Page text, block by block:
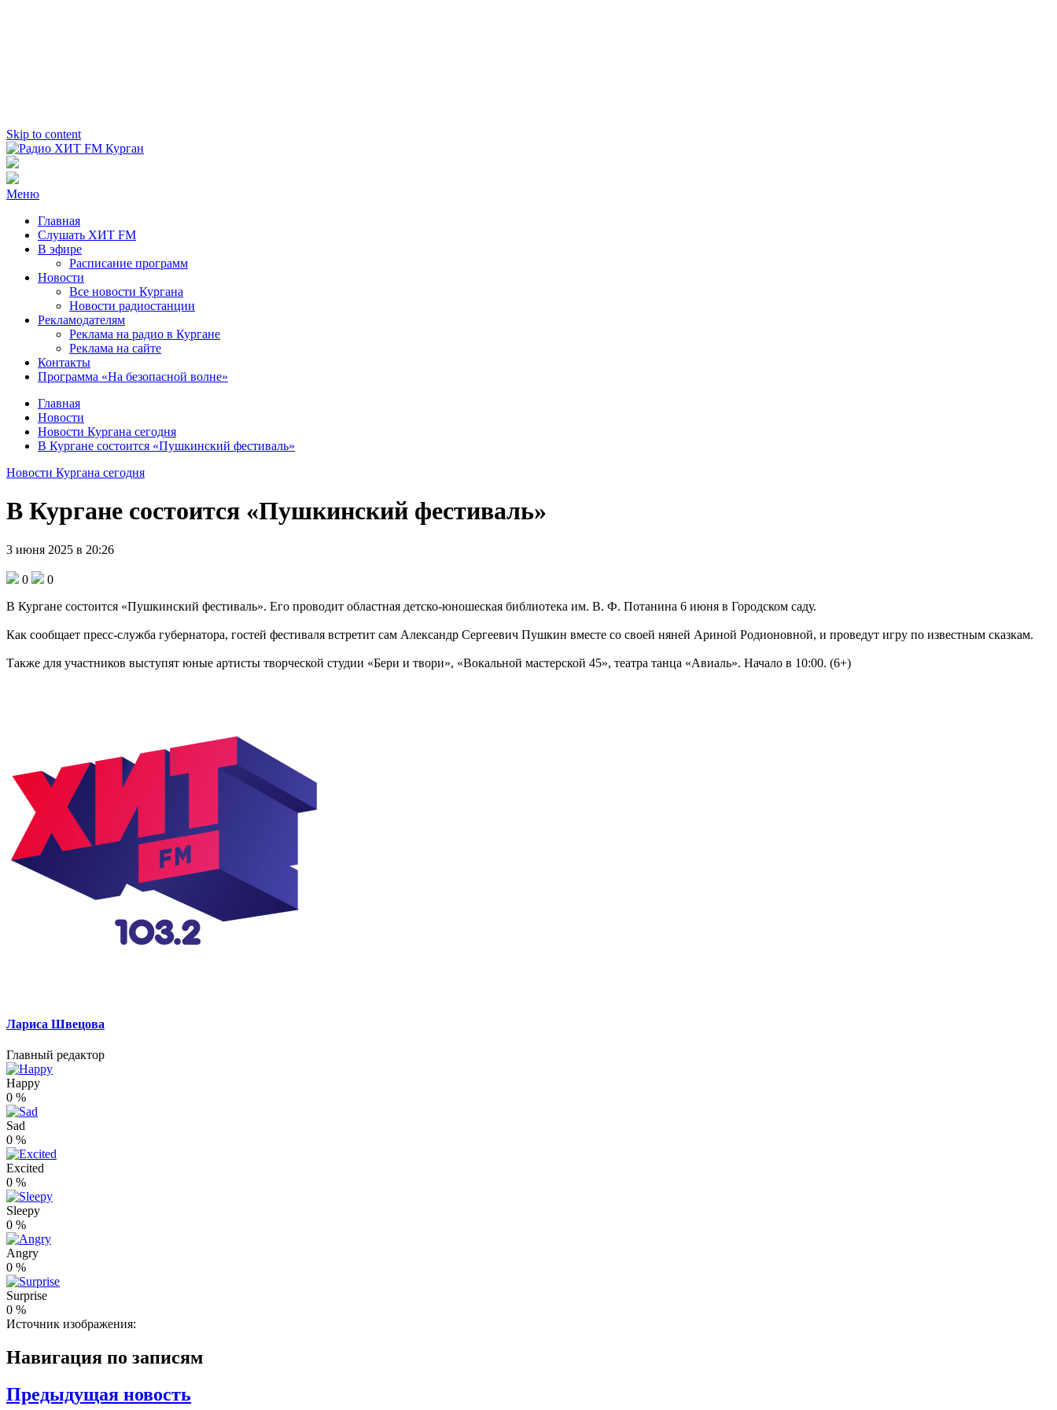
Skip to content
Радио ХИТ FM Курган
103.2 FM
Меню
Главная
Слушать ХИТ FM
В эфире
Расписание программ
Новости
Все новости Кургана
Новости радиостанции
Рекламодателям
Реклама на радио в Кургане
Реклама на сайте
Контакты
Программа «На безопасной волне»
Главная
Новости
Новости Кургана сегодня
В Кургане состоится «Пушкинский фестиваль»
Новости Кургана сегодня
В Кургане состоится «Пушкинский фестиваль»
3 июня 2025 в 20:26
0
0
В Кургане состоится «Пушкинский фестиваль». Его проводит областная детско-юношеская библиотека им. В. Ф. Потанина 6 июня в Городском саду.
Как сообщает пресс-служба губернатора, гостей фестиваля встретит сам Александр Сергеевич Пушкин вместе со своей няней Ариной Родионовной, и проведут игру по известным сказкам.
Также для участников выступят юные артисты творческой студии «Бери и твори», «Вокальной мастерской 45», театра танца «Авиаль». Начало в 10:00. (6+)
Лариса Швецова
Главный редактор
Happy
0 %
Sad
0 %
Excited
0 %
Sleepy
0 %
Angry
0 %
Surprise
0 %
Источник изображения:
Навигация по записям
Предыдущая новость